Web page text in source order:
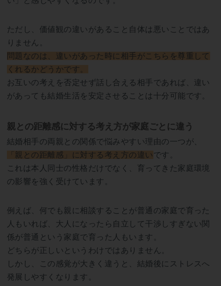
ただし、価値観の違いがあること自体は悪いことではあ
りません。
問題なのは、違いがあった時に相手がこちらを尊重して
くれるかどうかです。
お互いの考えを否定せず話し合える相手であれば、違い
があっても結婚生活を安定させることは十分可能です。
親との距離感に対する考え方が家庭ごとに違う
結婚相手の両親との関係で悩みやすい理由の一つが、
「親との距離感」に対する考え方の違いです。
これは本人同士の性格だけでなく、育ってきた家庭環境
の影響を強く受けています。
例えば、何でも親に相談することが普通の家庭で育った
人もいれば、大人になったら自立して干渉しすぎない関
係が普通という家庭で育った人もいます。
どちらが正しいというわけではありません。
しかし、この感覚が大きく違うと、結婚後にストレスへ
発展しやすくなります。